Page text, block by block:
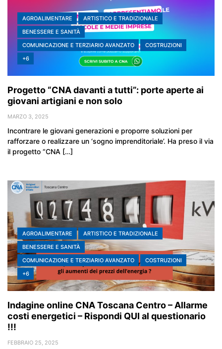
AGROALIMENTARE
ARTISTICO E TRADIZIONALE
BENESSERE E SANITÀ
COMUNICAZIONE E TERZIARIO AVANZATO
COSTRUZIONI
+6
Progetto “CNA davanti a tutti”: porte aperte ai
giovani artigiani e non solo
MARZO 3, 2025
Incontrare le giovani generazioni e proporre soluzioni per
rafforzare o realizzare un ‘sogno imprenditoriale’. Ha preso il via
il progetto “CNA […]
AGROALIMENTARE
ARTISTICO E TRADIZIONALE
BENESSERE E SANITÀ
COMUNICAZIONE E TERZIARIO AVANZATO
COSTRUZIONI
+6
Indagine online CNA Toscana Centro – Allarme
costi energetici – Rispondi QUI al questionario
!!!
FEBBRAIO 25, 2025